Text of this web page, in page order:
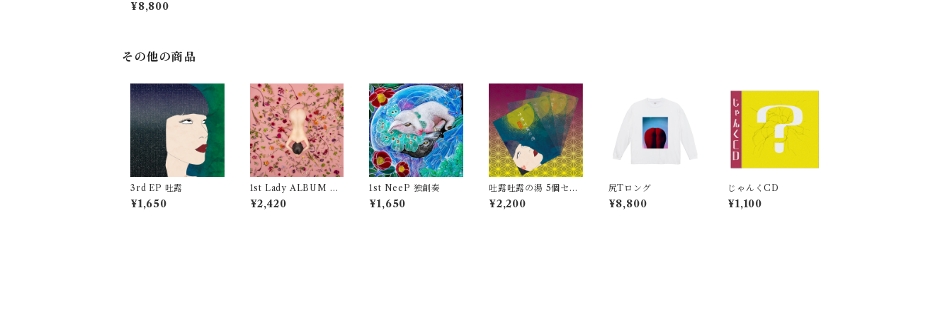
¥8,800
その他の商品
3rd EP 吐露
¥1,650
1st Lady ALBUM 平
成慕情
¥2,420
1st NeeP 独創奏
¥1,650
吐露吐露の湯 5個セッ
ト
¥2,200
尻Tロング
¥8,800
じゃんくCD
¥1,100